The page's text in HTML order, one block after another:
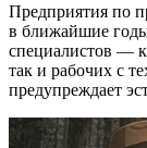
Предприятия по
в ближайшие годы
специалистов —
так и рабочих с
предупреждает